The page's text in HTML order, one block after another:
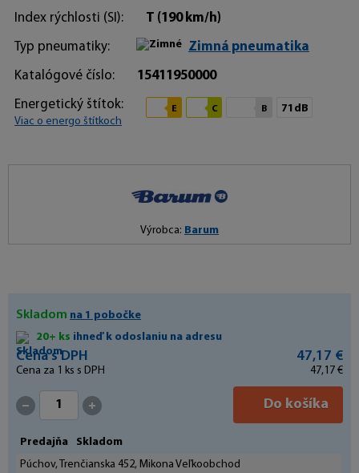
Index rýchlosti (SI): T (190 km/h)
Typ pneumatiky: Zimná pneumatika
Katalógové číslo: 15411950000
Energetický štítok:
Viac o energo štítkoch
E C B 71dB
Výrobca: Barum
Skladom na 1 pobočke
20+ ks ihneď k odoslaniu na adresu
Cena s DPH 47,17 €
Cena za 1 ks s DPH 47,17 €
Do košíka
Predajňa
Skladom
Púchov, Trenčianska 452, Mikona Veľkoobchod